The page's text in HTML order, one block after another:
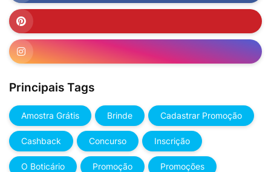
Principais Tags
Amostra Grátis Brinde Cadastrar Promoção
Cashback Concurso Inscrição
O Boticário Promoção Promoções